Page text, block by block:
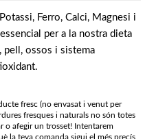
Ferro, Calci, Magnesi i
per a la nostra dieta
pell, ossos i sistema
fresc (no envasat i venut per
fresques i naturals no són totes
o afegir un trosset! Intentarem
la teva comanda sigui el més precís